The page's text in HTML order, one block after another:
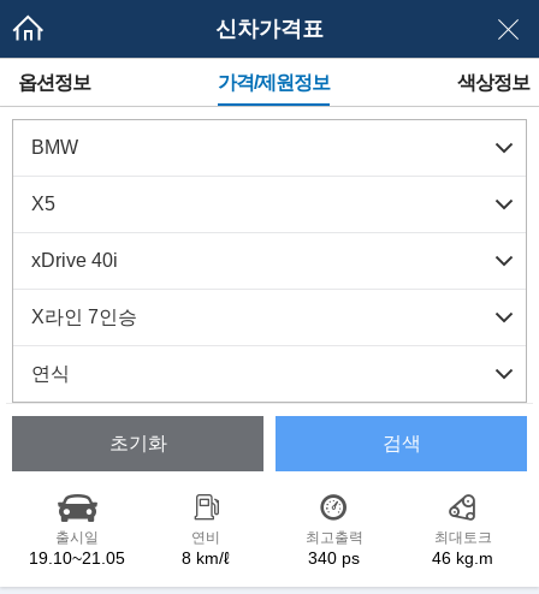
신차가격표
메
뉴
네
이
이
옵션정보 가격/제원정보 색상정보
초기화 검색
출시일
19.10~21.05
연비
8 km/ℓ
최고출력
340 ps
최대토크
46 kg.m